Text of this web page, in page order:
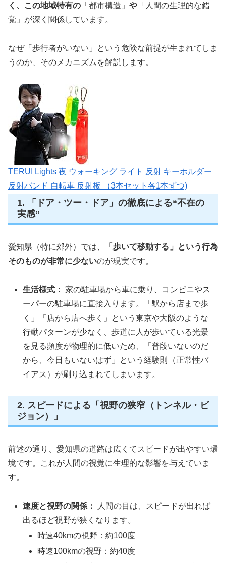
く、この地域特有の 「都市構造」 や 「人間の生理的な錯
覚」が深く関係しています。
なぜ「歩行者がいない」という危険な前提が生まれてしま
うのか、そのメカニズムを解説します。
TERUI Lights 夜 ウォーキング ライト 反射 キーホルダー
反射バンド 自転車 反射板 （3本セット各1本ずつ)
1. 「ドア・ツー・ドア」の徹底による“不在の
実感”
愛知県（特に郊外）では、
「歩いて移動する」という行為
そのものが非常に少ないのが現実です。
生活様式： 家の駐車場から車に乗り、コンビニやス
ーパーの駐車場に直接入ります。「駅から店まで歩
く」「店から店へ歩く」という東京や大阪のような
行動パターンが少なく、歩道に人が歩いている光景
を見る頻度が物理的に低いため、「普段いないのだ
から、今日もいないはず」という経験則（正常性バ
イアス）が刷り込まれてしまいます。
2. スピードによる「視野の狭窄（トンネル・ビ
ジョン）」
前述の通り、愛知県の道路は広くてスピードが出やすい環
境です。これが人間の視覚に生理的な影響を与えていま
す。
速度と視野の関係：
人間の目は、スピードが出れば
出るほど視野が狭くなります。
時速40kmの視野：約100度
時速100kmの視野：約40度